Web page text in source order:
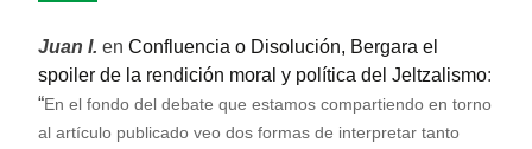
Juan I. en Confluencia o Disolución, Bergara el
spoiler de la rendición moral y política del Jeltzalismo:
“En el fondo del debate que estamos compartiendo en torno
al artículo publicado veo dos formas de interpretar tanto